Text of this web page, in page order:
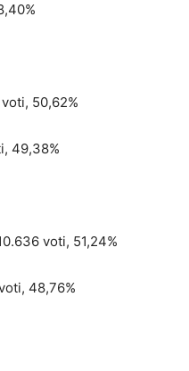
50,62%
49,38%
voti, 51,24%
48,76%